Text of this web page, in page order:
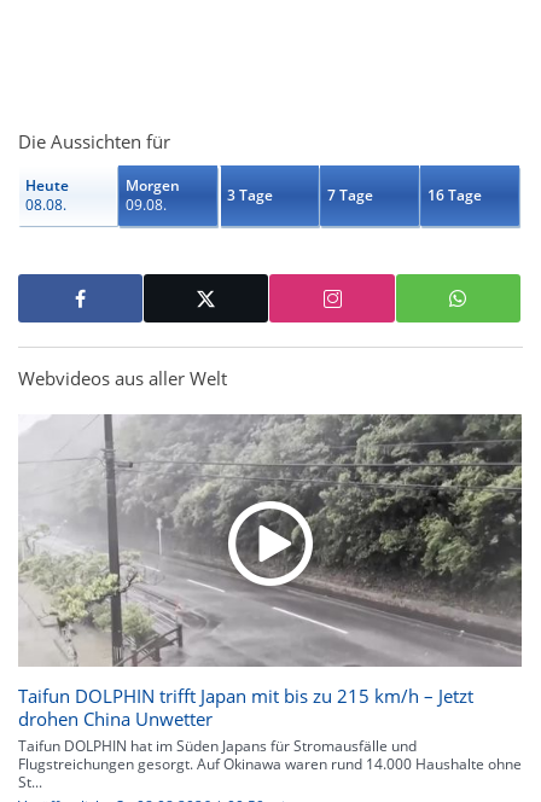
Die Aussichten für
Heute
08.08.
Morgen
09.08.
3 Tage 7 Tage 16 Tage
Webvideos aus aller Welt
Taifun DOLPHIN trifft Japan mit bis zu 215 km/h – Jetzt
drohen China Unwetter
Taifun DOLPHIN hat im Süden Japans für Stromausfälle und
Flugstreichungen gesorgt. Auf Okinawa waren rund 14.000 Haushalte ohne
St...